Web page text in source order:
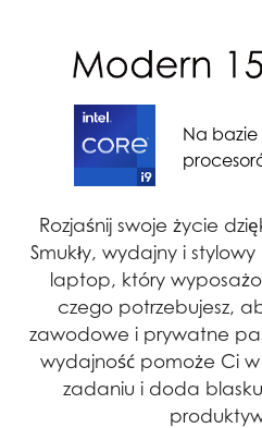
Na
Rozjaśnij swoje życie
Smukły, wydajny i
laptop, który
czego potrzebujesz,
zawodowe i prywatne
wydajność pomoże Ci
zadaniu i doda